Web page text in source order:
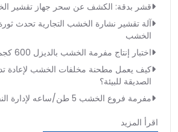
قشر بدقة: الكشف عن سحر جهاز تقشير
آلة تقشير نشارة الخشب التجارية تحدث
الخشب
اختبار إنتاج مفرمة الخشب بالديزل 600 كجم/ساعه
كيف يعمل مطحنة مخلفات الخشب لإعادة
الصديقة للبيئة؟
مفرمة فروع الخشب 5 طن/ساعه لإدارة النفايات بسهولة
اقرأ المزيد